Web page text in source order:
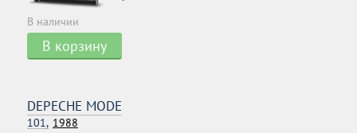
В наличии
В корзину
DEPECHE MODE
101, 1988